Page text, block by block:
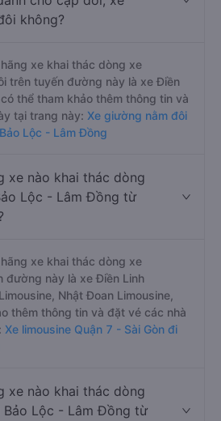
không?
xe khai thác dòng xe
trên tuyến đường này là xe Điền
thể tham khảo thêm thông tin và
tại trang này: Xe giường nằm đôi
Lộc - Lâm Đồng
xe nào khai thác dòng
Lộc - Lâm Đồng từ
xe khai thác dòng xe
đường này là xe Điền Linh
Nhật Đoan Limousine,
thêm thông tin và đặt vé các nhà
Xe limousine Quận 7 - Sài Gòn đi
xe nào khai thác dòng
Lộc - Lâm Đồng từ